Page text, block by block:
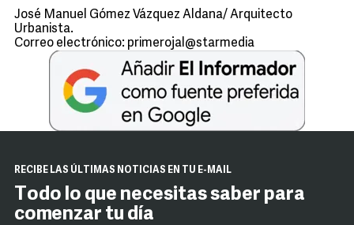
José Manuel Gómez Vázquez Aldana/ Arquitecto
Urbanista.
Correo electrónico: primerojal@starmedia
RECIBE LAS ÚLTIMAS NOTICIAS EN TU E-MAIL
Todo lo que necesitas saber para
comenzar tu día